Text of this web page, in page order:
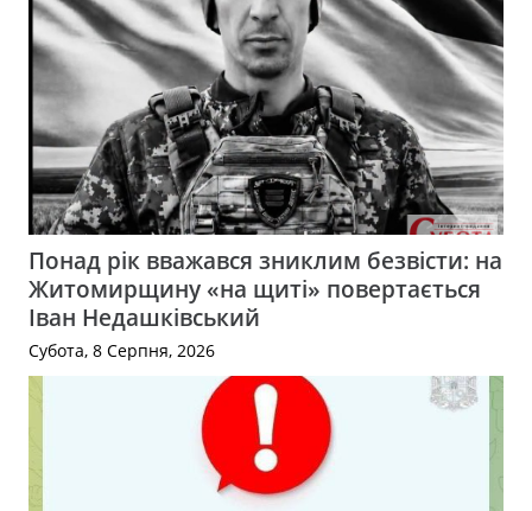
Понад рік вважався зниклим безвісти: на
Житомирщину «на щиті» повертається
Іван Недашківський
Субота, 8 Серпня, 2026